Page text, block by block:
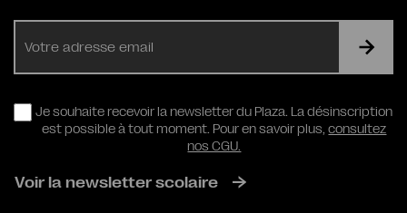
RGPD
Je souhaite recevoir la newsletter du Plaza. La désinscription
est possible à tout moment. Pour en savoir plus,consultez
nos CGU.
Voir la newsletter scolaire